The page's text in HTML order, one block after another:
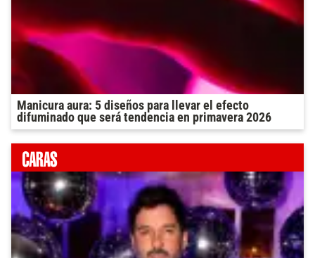
Manicura aura: 5 diseños para llevar el efecto
difuminado que será tendencia en primavera 2026